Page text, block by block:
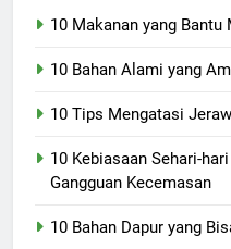
10 Makanan yang Bantu
10 Bahan Alami yang
10 Tips Mengatasi
10 Kebiasaan Sehari-
Gangguan Kecemasan
10 Bahan Dapur yang